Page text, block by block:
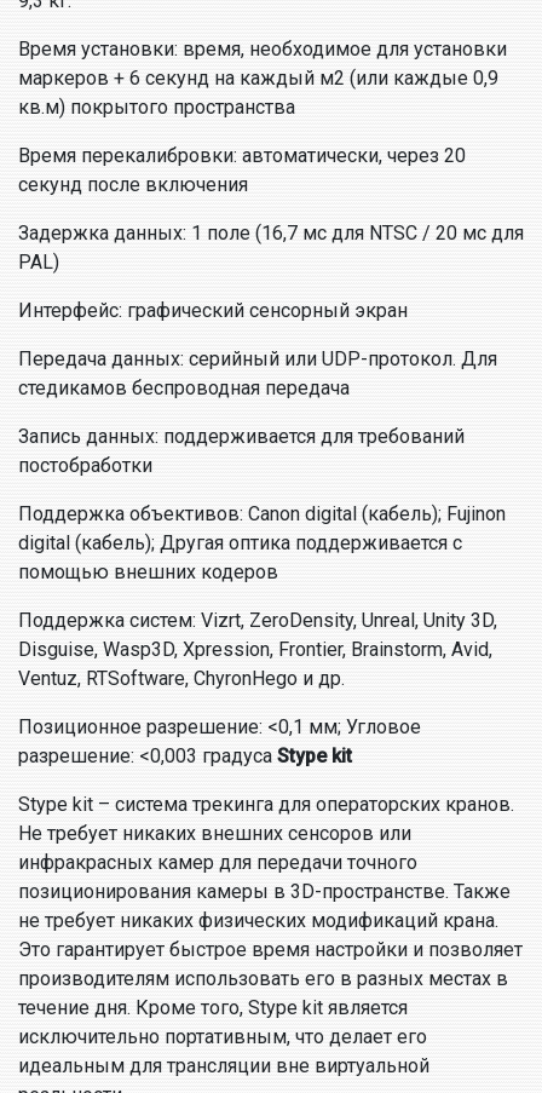
Время установки: время, необходимое для установки
маркеров + 6 секунд на каждый м2 (или каждые 0,9
кв.м) покрытого пространства
Время перекалибровки: автоматически, через 20
секунд после включения
Задержка данных: 1 поле (16,7 мс для NTSC / 20 мс для
PAL)
Интерфейс: графический сенсорный экран
Передача данных: серийный или UDP-протокол. Для
стедикамов беспроводная передача
Запись данных: поддерживается для требований
постобработки
Поддержка объективов: Canon digital (кабель); Fujinon
digital (кабель); Другая оптика поддерживается с
помощью внешних кодеров
Поддержка систем: Vizrt, ZeroDensity, Unreal, Unity 3D,
Disguise, Wasp3D, Xpression, Frontier, Brainstorm, Avid,
Ventuz, RTSoftware, ChyronHego и др.
Позиционное разрешение: <0,1 мм; Угловое
разрешение: <0,003 градуса Stype kit
Stype kit – система трекинга для операторских кранов.
Не требует никаких внешних сенсоров или
инфракрасных камер для передачи точного
позиционирования камеры в 3D-пространстве. Также
не требует никаких физических модификаций крана.
Это гарантирует быстрое время настройки и позволяет
производителям использовать его в разных местах в
течение дня. Кроме того, Stype kit является
исключительно портативным, что делает его
идеальным для трансляции вне виртуальной